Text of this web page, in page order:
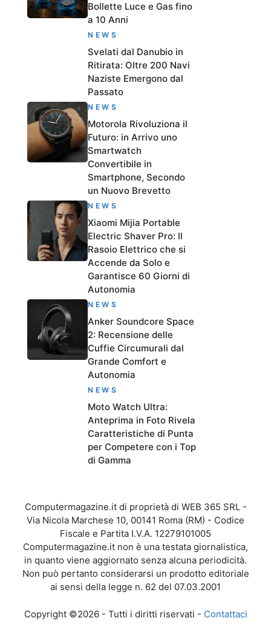
Bollette Luce e Gas fino
a 10 Anni
NEWS
Svelati dal Danubio in
Ritirata: Oltre 200 Navi
Naziste Emergono dal
Passato
NEWS
Motorola Rivoluziona il
Futuro: in Arrivo uno
Smartwatch
Convertibile in
Smartphone, Secondo
un Nuovo Brevetto
NEWS
Xiaomi Mijia Portable
Electric Shaver Pro: Il
Rasoio Elettrico che si
Accende da Solo e
Garantisce 60 Giorni di
Autonomia
NEWS
Anker Soundcore Space
2: Recensione delle
Cuffie Circumurali dal
Grande Comfort e
Autonomia
NEWS
Moto Watch Ultra:
Anteprima in Foto Rivela
Caratteristiche di Punta
per Competere con i Top
di Gamma
Computermagazine.it di proprietà di WEB 365 SRL -
Via Nicola Marchese 10, 00141 Roma (RM) - Codice
Fiscale e Partita I.V.A. 12279101005
Computermagazine.it non è una testata giornalistica,
in quanto viene aggiornato senza alcuna periodicità.
Non può pertanto considerarsi un prodotto editoriale
ai sensi della legge n. 62 del 07.03.2001
Copyright ©2026 - Tutti i diritti riservati - Contattaci